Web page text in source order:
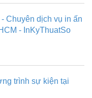
Chuyên dịch vụ in ấn
- InKyThuatSo
trình sự kiện tại